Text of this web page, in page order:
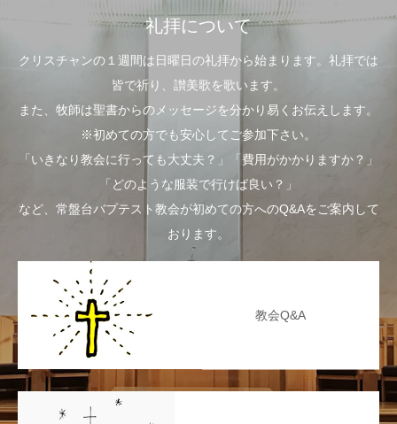
礼拝について
クリスチャンの１週間は日曜日の礼拝から始まります。礼拝では
皆で祈り、讃美歌を歌います。
また、牧師は聖書からのメッセージを分かり易くお伝えします。
※初めての方でも安心してご参加下さい。
「いきなり教会に行っても大丈夫？」「費用がかかりますか？」
「どのような服装で行けば良い？」
など、常盤台バプテスト教会が初めての方へのQ&Aをご案内して
おります。
教会Q&A